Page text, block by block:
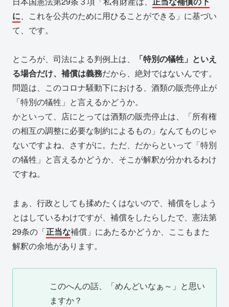
に、これを公共のために用ひることができる」に基づい
て、です。
ところが、司法による判例上は、
「特別の犠牲」といえ
る場合だけ、補償は義務だから、絶対ではないんです。
問題は、このコロナ騒動下における、酒類の販売停止が
「特別の犠牲」と言えるかどうか。
かといって、店にとっては酒類の販売停止は、「所有権
の相互の調整に必要な制約によるもの」なんてものじゃ
ないですよね、さすがに。ただ、だからといって「特別
の犠牲」と言えるかどうか、そこが解釈が分かれるわけ
ですね。
まぁ、行政としても揉めたくはないので、補償をしよう
とはしているわけですが、補償をしたらしたで、憲法第
29条の「正当な補償」にあたるかどうか、ここもまた
解釈の余地があります。
このへんの話、「めんどいなぁ～」と思い
ますか？